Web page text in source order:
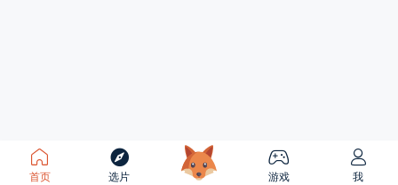
首页 选片 游戏 我